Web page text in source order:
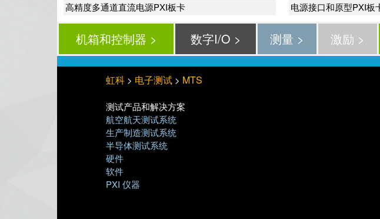
高精度多通道直流电源PXI板卡 电源接口和原型PXI板
机箱和控制器 > 数字I/O > 测量 > 激励 >
虹科 > 电子测试 > MTS
测试产品和解决方案
航空航天测试系统
生产制造测试系统
半导体测试系统
硬件
软件
PXI 仪器